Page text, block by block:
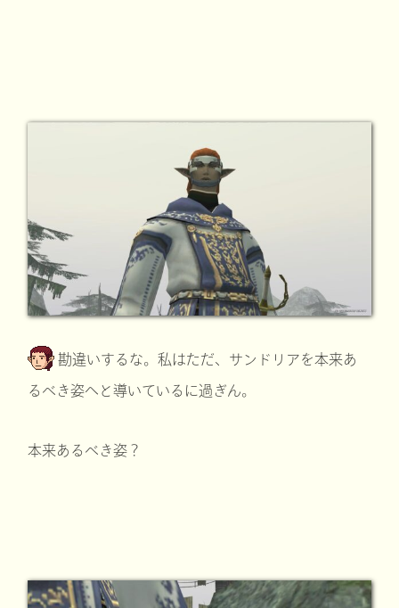
勘違いするな。私はただ、サンドリアを本来あ
るべき姿へと導いているに過ぎん。
本来あるべき姿？